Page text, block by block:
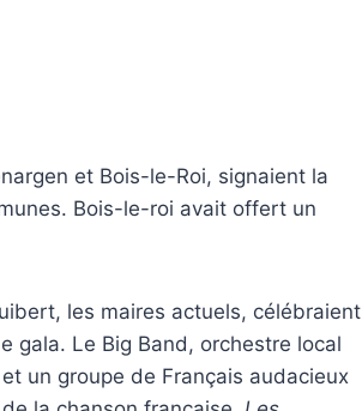
et Bois-le-Roi, signaient la
Bois-le-roi avait offert un
les maires actuels, célébraient
gala. Le Big Band, orchestre local
un groupe de Français audacieux